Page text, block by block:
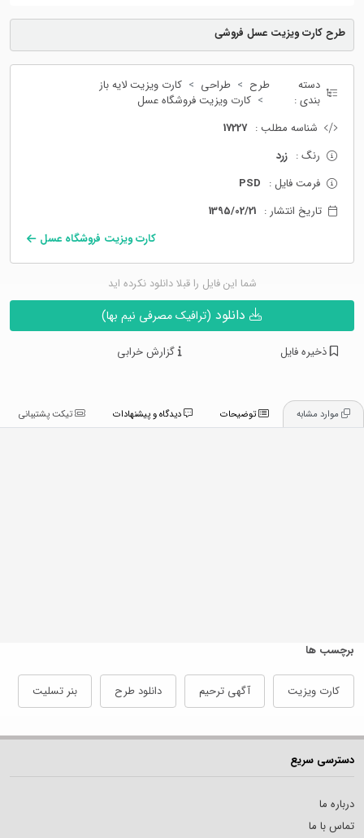
طرح کارت ویزیت عسل فروشی
دسته
بندی :
طرح طراحی
کارت ویزیت لایه باز
کارت ویزیت فروشگاه عسل
شناسه مطلب : 17227
رنگ : زرد
فرمت فایل : PSD
تاریخ انتشار : 1395/02/21
کارت ویزیت فروشگاه عسل
شما این فایل را قبلا دانلود نکرده اید
(ترافیک مصرفی نیم بها)
ذخیره فایل گزارش خرابی
توضیحات تیکت پشتیبانی
برچسب ها
کارت ویزیت آگهی ترحیم دانلود طرح بنر تسلیت
دسترسی سریع
درباره ما
تماس با ما